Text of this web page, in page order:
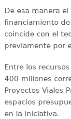
De esa manera
financiamiento
coincide con el
previamente por
Entre los
400 millones
Proyectos Viales
espacios
en la iniciativa.